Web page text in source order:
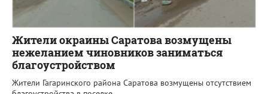
Жители окраины Саратова возмущены
нежеланием чиновников заниматься
благоустройством
Жители Гагаринского района Саратова возмущены отсутствием